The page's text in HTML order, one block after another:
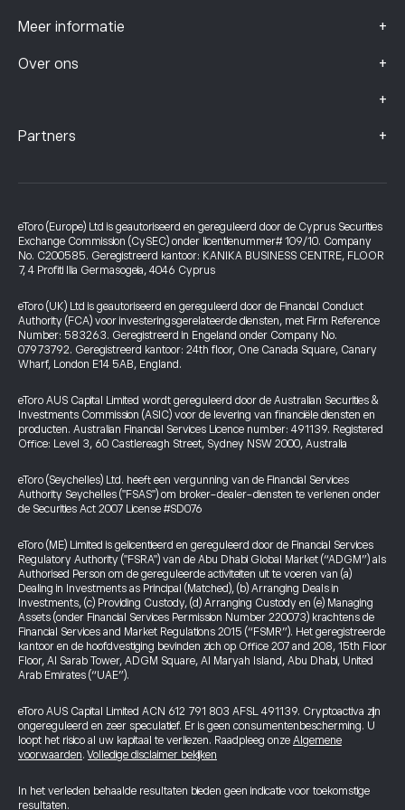
Meer informatie +
Over ons +
+
Partners +
eToro (Europe) Ltd is geautoriseerd en gereguleerd door de Cyprus Securities
Exchange Commission (CySEC) onder licentienummer# 109/10. Company
No. C200585. Geregistreerd kantoor: KANIKA BUSINESS CENTRE, FLOOR
7, 4 Profiti Ilia Germasogeia, 4046 Cyprus
eToro (UK) Ltd is geautoriseerd en gereguleerd door de Financial Conduct
Authority (FCA) voor investeringsgerelateerde diensten, met Firm Reference
Number: 583263. Geregistreerd in Engeland onder Company No.
07973792. Geregistreerd kantoor: 24th floor, One Canada Square, Canary
Wharf, London E14 5AB, England.
eToro AUS Capital Limited wordt gereguleerd door de Australian Securities &
Investments Commission (ASIC) voor de levering van financiële diensten en
producten. Australian Financial Services Licence number: 491139. Registered
Office: Level 3, 60 Castlereagh Street, Sydney NSW 2000, Australia
eToro (Seychelles) Ltd. heeft een vergunning van de Financial Services
Authority Seychelles ("FSAS") om broker-dealer-diensten te verlenen onder
de Securities Act 2007 License #SD076
eToro (ME) Limited is gelicentieerd en gereguleerd door de Financial Services
Regulatory Authority ("FSRA") van de Abu Dhabi Global Market (“ADGM”) als
Authorised Person om de gereguleerde activiteiten uit te voeren van (a)
Dealing in Investments as Principal (Matched), (b) Arranging Deals in
Investments, (c) Providing Custody, (d) Arranging Custody en (e) Managing
Assets (onder Financial Services Permission Number 220073) krachtens de
Financial Services and Market Regulations 2015 (“FSMR”). Het geregistreerde
kantoor en de hoofdvestiging bevinden zich op Office 207 and 208, 15th Floor
Floor, Al Sarab Tower, ADGM Square, Al Maryah Island, Abu Dhabi, United
Arab Emirates (“UAE”).
eToro AUS Capital Limited ACN 612 791 803 AFSL 491139. Cryptoactiva zijn
ongereguleerd en zeer speculatief. Er is geen consumentenbescherming. U
loopt het risico al uw kapitaal te verliezen. Raadpleeg onze Algemene
voorwaarden.Volledige disclaimer bekijken
In het verleden behaalde resultaten bieden geen indicatie voor toekomstige
resultaten.